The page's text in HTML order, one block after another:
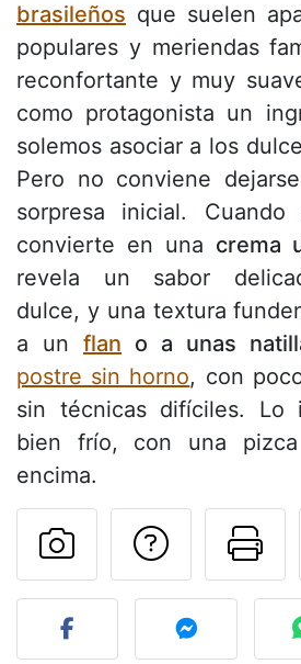
brasileños que suelen
populares y meriendas
reconfortante y muy
como protagonista un
solemos asociar a los
Pero no conviene
sorpresa inicial.
convierte en una crema
revela un sabor
dulce, y una textura
a un flan o a unas
postre sin horno, con
sin técnicas difíciles. Lo
bien frío, con una
encima.
Publicar la